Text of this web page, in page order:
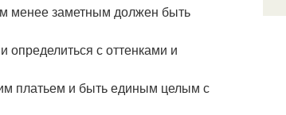
менее заметным должен быть
с оттенками и
платьем и быть единым целым с